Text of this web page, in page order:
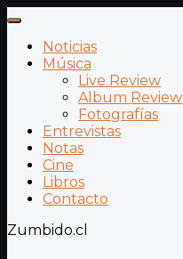
Noticias
Música
Live Review
Album Review
Fotografías
Entrevistas
Notas
Cine
Libros
Contacto
Zumbido.cl